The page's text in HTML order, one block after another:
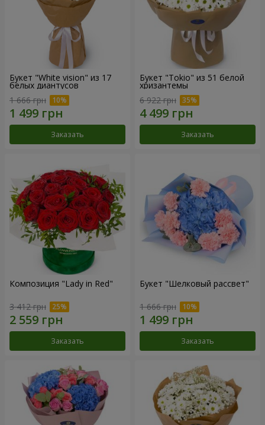
Букет "White vision" из 17
белых диантусов
1 666 грн
Заказать
Букет "Tokio" из 51 белой
хризантемы
6 922 грн
Заказать
Композиция "Lady in Red"
3 412 грн
Заказать
Букет "Шелковый рассвет"
1 666 грн
Заказать